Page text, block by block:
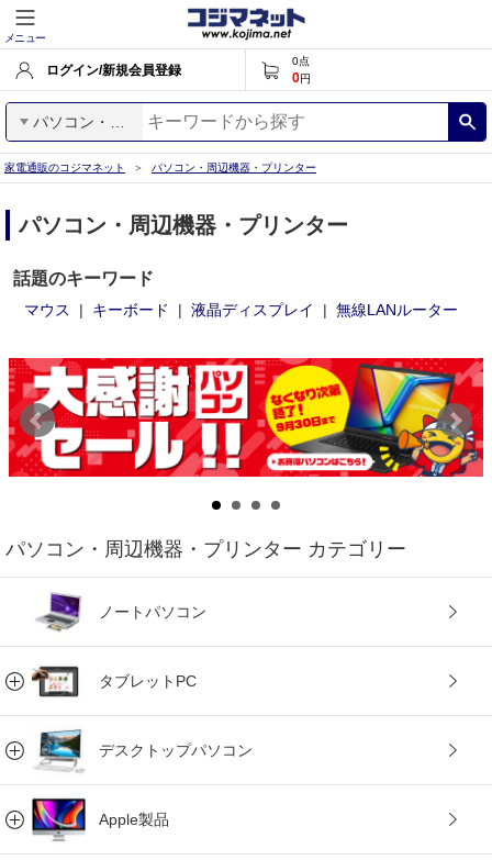
メニュー
ログイン/新規会員登録
0点
0円
パソコン・周辺機器・プリンター
家電通販のコジマネット パソコン・周辺機器・プリンター
パソコン・周辺機器・プリンター
話題のキーワード
マウス キーボード 液晶ディスプレイ 無線LANルーター
パソコン・周辺機器・プリンター カテゴリー
ノートパソコン
タブレットPC
デスクトップパソコン
Apple製品